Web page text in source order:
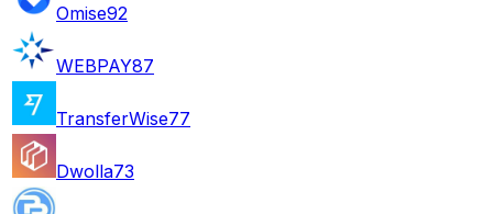
Omise92
WEBPAY87
TransferWise77
Dwolla73